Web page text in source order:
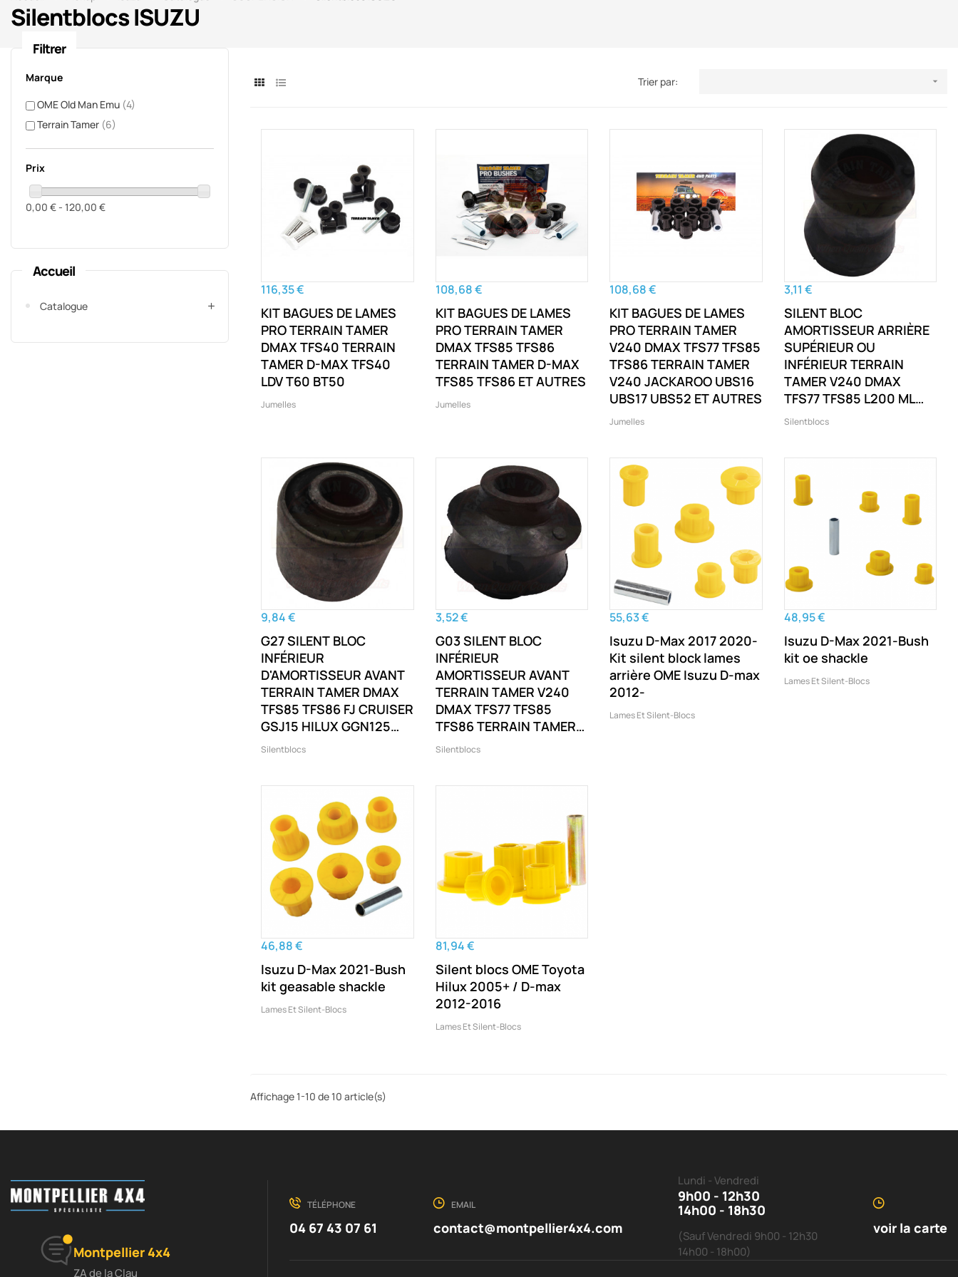
Silentblocs ISUZU
Filtrer
Marque
OME Old Man Emu (4)
Terrain Tamer (6)
Prix
0,00 € - 120,00 €
Accueil
Catalogue
Trier par: 
116,35 €
KIT BAGUES DE LAMES
PRO TERRAIN TAMER
DMAX TFS40 TERRAIN
TAMER D-MAX TFS40
LDV T60 BT50
Jumelles
108,68 €
KIT BAGUES DE LAMES
PRO TERRAIN TAMER
DMAX TFS85 TFS86
TERRAIN TAMER D-MAX
TFS85 TFS86 ET AUTRES
Jumelles
108,68 €
KIT BAGUES DE LAMES
PRO TERRAIN TAMER
V240 DMAX TFS77 TFS85
TFS86 TERRAIN TAMER
V240 JACKAROO UBS16
UBS17 UBS52 ET AUTRES
Jumelles
3,11 €
SILENT BLOC
AMORTISSEUR ARRIÈRE
SUPÉRIEUR OU
INFÉRIEUR TERRAIN
TAMER V240 DMAX
TFS77 TFS85 L200 ML
MN NAVARA D23 NP300
TFS85 L200 ML ET
AUTRES
Silentblocs
9,84 €
G27 SILENT BLOC
INFÉRIEUR
D'AMORTISSEUR AVANT
TERRAIN TAMER DMAX
TFS85 TFS86 FJ CRUISER
GSJ15 HILUX GGN125
GGN25 GUN125 GUN126
D-MAX TFS85 TFS86 FJ
CRUISER GSJ15 HILUX
GGN125 GGN25 ET
AUTRES
Silentblocs
3,52 €
G03 SILENT BLOC
INFÉRIEUR
AMORTISSEUR AVANT
TERRAIN TAMER V240
DMAX TFS77 TFS85
TFS86 TERRAIN TAMER
V240 RODEO RA D-MAX
Silentblocs
55,63 €
Isuzu D-Max 2017 2020-
Kit silent block lames
arrière OME Isuzu D-max
2012-
Lames Et Silent-Blocs
48,95 €
Isuzu D-Max 2021-Bush
kit oe shackle
Lames Et Silent-Blocs
46,88 €
Isuzu D-Max 2021-Bush
kit geasable shackle
Lames Et Silent-Blocs
81,94 €
Silent blocs OME Toyota
Hilux 2005+ / D-max
2012-2016
Lames Et Silent-Blocs
Affichage 1-10 de 10 article(s)
Montpellier 4x4
ZA de la Clau
TÉLÉPHONE
04 67 43 07 61
EMAIL
contact@montpellier4x4.com
Lundi - Vendredi
9h00 - 12h30
14h00 - 18h30
(Sauf Vendredi 9h00 - 12h30
14h00 - 18h00)
voir la carte